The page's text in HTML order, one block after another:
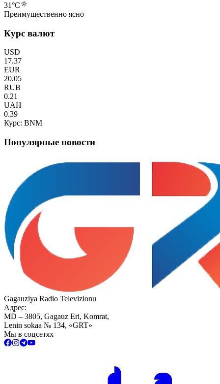
31°C
Преимущественно ясно
Курс валют
USD
17.37
EUR
20.05
RUB
0.21
UAH
0.39
Курс: BNM
Популярные новости
Gagauziya Radio Televizionu
Адрес:
MD – 3805, Gagauz Eri, Komrat,
Lenin sokaa № 134, «GRT»
Мы в соцсетях